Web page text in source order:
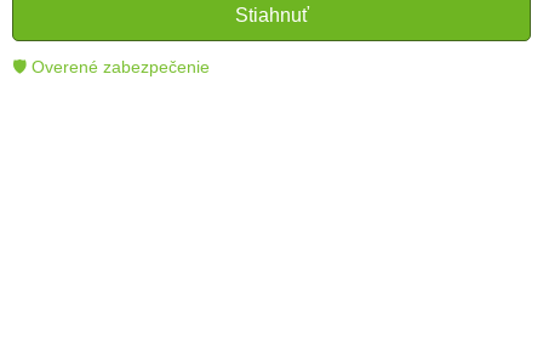
čitateľom lepšie porozumieť a využiť moderné
technológie.
Stiahnuť
🛡 Overené zabezpečenie